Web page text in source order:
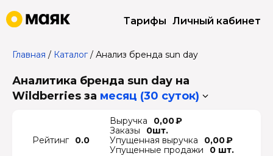
Тарифы Личный кабинет
Главная / Каталог/ Анализ бренда sun day
Аналитика бренда sun day на
Wildberries за месяц (30 суток)
Рейтинг 0.0
Выручка
0,00 ₽
Заказы
0шт.
Упущенная выручка
0,00 ₽
Упущенные продажи
0 шт.